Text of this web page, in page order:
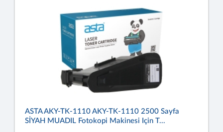
ASTA AKY-TK-1110 AKY-TK-1110 2500 Sayfa
SİYAH MUADIL Fotokopi Makinesi Için T...